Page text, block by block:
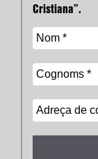
Cristiana”.